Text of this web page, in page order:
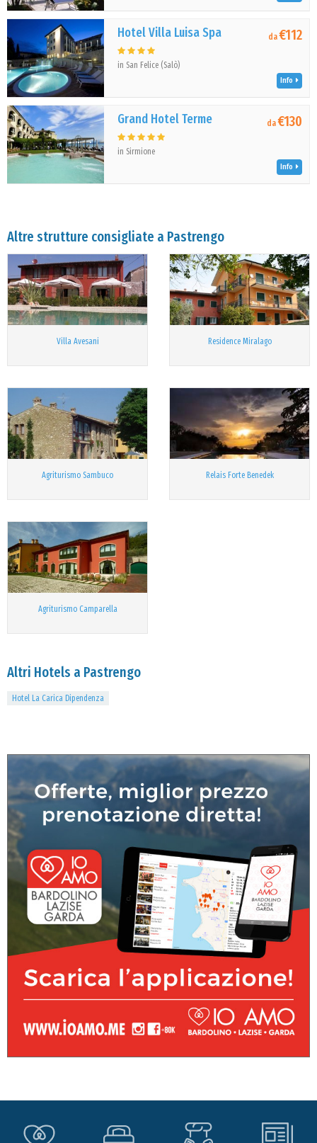
Hotel Villa Luisa Spa
in San Felice (Salò)
da€112
Info
Grand Hotel Terme
in Sirmione
da€130
Info
Altre strutture consigliate a Pastrengo
Villa Avesani Residence Miralago
Agriturismo Sambuco Relais Forte Benedek
Agriturismo Camparella
Altri Hotels a Pastrengo
Hotel La Carica Dipendenza